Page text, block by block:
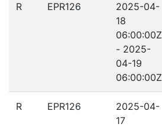
R EPR126
2025-04-
18
06:00:00Z
- 2025-
04-19
06:00:00Z
R EPR126
2025-04-
17